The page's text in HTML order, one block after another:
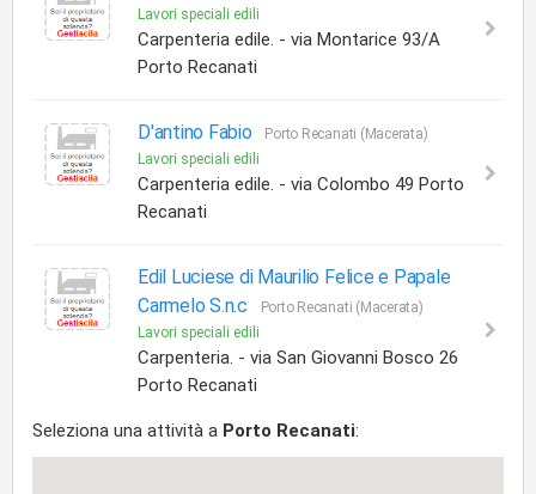
Lavori speciali edili
Carpenteria edile. - via Montarice 93/A
Porto Recanati
D'antino Fabio
Porto Recanati (Macerata)
Lavori speciali edili
Carpenteria edile. - via Colombo 49 Porto
Recanati
Edil Luciese di Maurilio Felice e Papale
Carmelo S.n.c
Porto Recanati (Macerata)
Lavori speciali edili
Carpenteria. - via San Giovanni Bosco 26
Porto Recanati
Seleziona una attività a Porto Recanati: